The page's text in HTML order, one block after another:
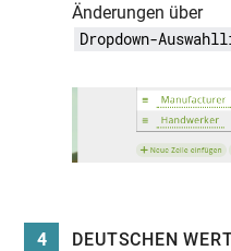
Änderungen über
Dropdown-
4 DEUTSCHEN